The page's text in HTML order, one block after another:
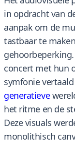
in opdracht van
aanpak om de
tastbaar te
concert met hun
symfonie
generatieve
het ritme en de
Deze visuals
monolithisch